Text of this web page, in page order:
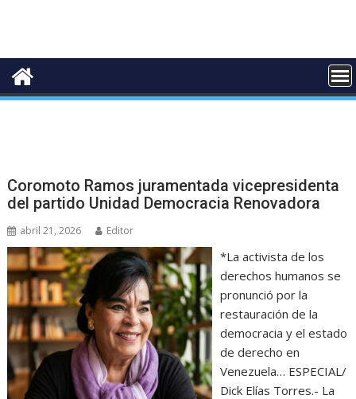
Coromoto Ramos juramentada vicepresidenta
del partido Unidad Democracia Renovadora
abril 21, 2026 Editor
*La activista de los
derechos humanos se
pronunció por la
restauración de la
democracia y el estado
de derecho en
Venezuela… ESPECIAL/
Dick Elías Torres.- La